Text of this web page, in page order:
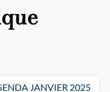
JANVIER 2025